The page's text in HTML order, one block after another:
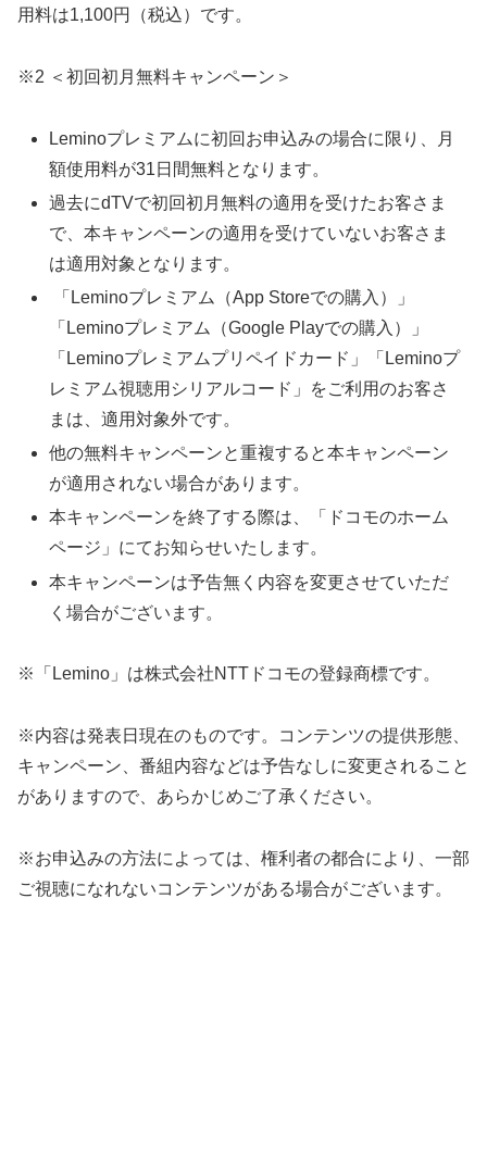
用料は1,100円（税込）です。
※2 ＜初回初月無料キャンペーン＞
Leminoプレミアムに初回お申込みの場合に限り、月
額使用料が31日間無料となります。
過去にdTVで初回初月無料の適用を受けたお客さま
で、本キャンペーンの適用を受けていないお客さま
は適用対象となります。
「Leminoプレミアム（App Storeでの購入）」
「Leminoプレミアム（Google Playでの購入）」
「Leminoプレミアムプリペイドカード」「Leminoプ
レミアム視聴用シリアルコード」をご利用のお客さ
まは、適用対象外です。
他の無料キャンペーンと重複すると本キャンペーン
が適用されない場合があります。
本キャンペーンを終了する際は、「ドコモのホーム
ページ」にてお知らせいたします。
本キャンペーンは予告無く内容を変更させていただ
く場合がございます。
※「Lemino」は株式会社NTTドコモの登録商標です。
※内容は発表日現在のものです。コンテンツの提供形態、
キャンペーン、番組内容などは予告なしに変更されること
がありますので、あらかじめご了承ください。
※お申込みの方法によっては、権利者の都合により、一部
ご視聴になれないコンテンツがある場合がございます。